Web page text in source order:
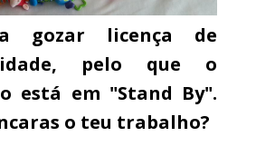
gozar licença de
pelo que o
está em "Stand By".
o teu trabalho?